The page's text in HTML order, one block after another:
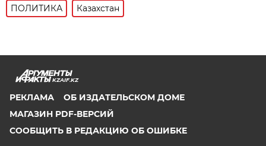
ПОЛИТИКА Казахстан
KZAIF.KZ
РЕКЛАМА
ОБ ИЗДАТЕЛЬСКОМ ДОМЕ
МАГАЗИН PDF-ВЕРСИЙ
СООБЩИТЬ В РЕДАКЦИЮ ОБ ОШИБКЕ